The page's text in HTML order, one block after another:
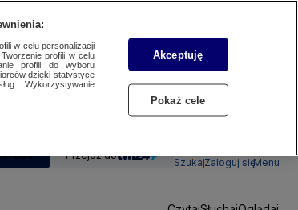
Przejdź do
SzukajZaloguj sięMenu
w celu personalizacji
profili w celu
profili do wyboru
dzięki statystyce
Wykorzystywanie
Akceptuję
Pokaż cele